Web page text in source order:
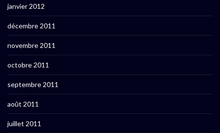
janvier 2012
décembre 2011
novembre 2011
octobre 2011
septembre 2011
août 2011
juillet 2011